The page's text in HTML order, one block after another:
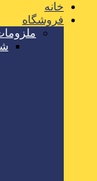
خانه
فروشگاه